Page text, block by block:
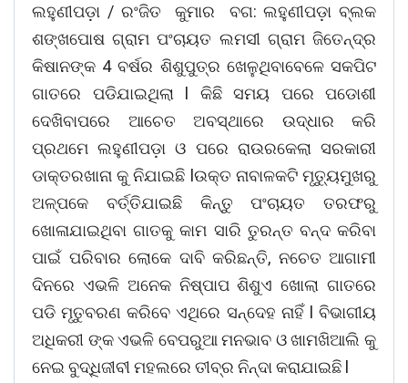
ଲହୁଣୀପଡ଼ା / ରଂଜିତ କୁମାର ବଗ: ଲହୁଣୀପଡ଼ା ବ୍ଲକ
ଶଙ୍ଖପୋଷ ଗ୍ରାମ ପଂଚାୟତ ଲମସୀ ଗ୍ରାମ ଜିତେନ୍ଦ୍ର
କିଷାନଙ୍କ 4 ବର୍ଷର ଶିଶୁପୁତ୍ର ଖେଳୁଥିବାବେଳେ ସକପିଟ
ଗାତରେ ପଡିଯାଇଥିଲା l କିଛି ସମୟ ପରେ ପଡୋଶୀ
ଦେଖିବାପରେ ଆଚେତ ଅବସ୍ଥାରେ ଉଦ୍ଧାର କରି
ପ୍ରଥମେ ଲହୁଣୀପଡ଼ା ଓ ପରେ ରାଉରକେଲା ସରକାରୀ
ଡାକ୍ତରଖାନା କୁ ନିଯାଇଛି lଉକ୍ତ ନାବାଳକଟି ମୃତ୍ୟୁମୁଖରୁ
ଅଳ୍ପକେ ବର୍ତ୍ତିଯାଇଛି କିନ୍ତୁ ପଂଚାୟତ ତରଫରୁ
ଖୋଳାଯାଇଥିବା ଗାତକୁ କାମ ସାରି ତୁରନ୍ତ ବନ୍ଦ କରିବା
ପାଇଁ ପରିବାର ଲୋକେ ଦାବି କରିଛନ୍ତି, ନଚେତ ଆଗାମୀ
ଦିନରେ ଏଭଳି ଅନେକ ନିଷ୍ପାପ ଶିଶୁଏ ଖୋଲା ଗାତରେ
ପଡି ମୃତୁବରଣ କରିବେ ଏଥିରେ ସନ୍ଦେହ ନାହିଁ l ବିଭାଗୀୟ
ଅଧିକରୀ ଙ୍କ ଏଭଳି ବେପରୁଆ ମନଭାବ ଓ ଖାମଖିଆଲି କୁ
ନେଇ ବୁଦ୍ଧିଜୀବୀ ମହଲରେ ତୀବ୍ର ନିନ୍ଦା କରାଯାଇଛି l